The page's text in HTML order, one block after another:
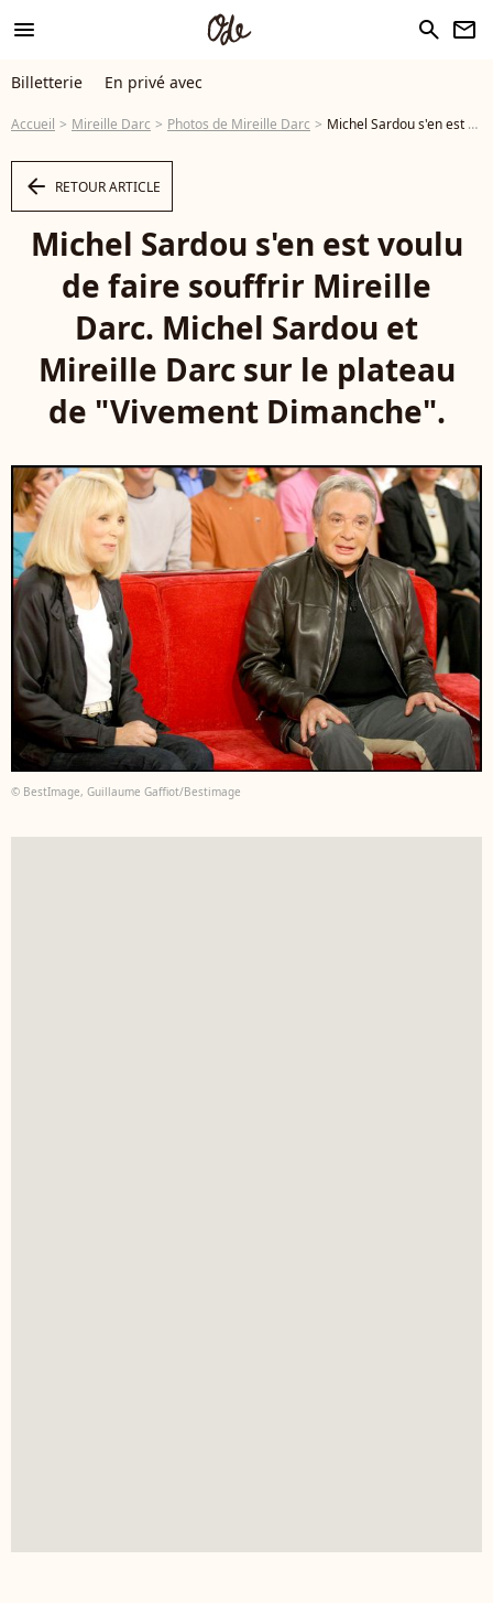
menu search newsletter
Billetterie En privé avec
Accueil Mireille Darc Photos de Mireille Darc Michel Sardou s'en est voulu de faire souffrir Mireille Darc. Michel Sardou et Mireille Darc sur le plateau de "Vivement Dimanche". © Guillaume Gaffiot/Bestimage - Photo
arrow_left RETOUR ARTICLE
Michel Sardou s'en est voulu
de faire souffrir Mireille
Darc. Michel Sardou et
Mireille Darc sur le plateau
de "Vivement Dimanche".
© BestImage, Guillaume Gaffiot/Bestimage